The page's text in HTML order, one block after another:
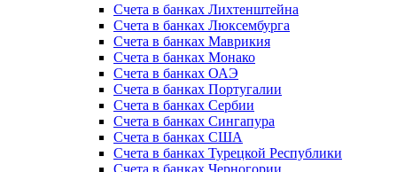
Счета в банках Лихтенштейна
Счета в банках Люксембурга
Счета в банках Маврикия
Счета в банках Монако
Счета в банках ОАЭ
Счета в банках Португалии
Счета в банках Сербии
Счета в банках Сингапура
Счета в банках США
Счета в банках Турецкой Республики
Счета в банках Черногории